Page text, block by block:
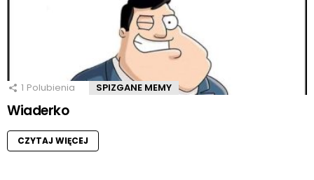
1 Polubienia SPIZGANE MEMY
Wiaderko
CZYTAJ WIĘCEJ